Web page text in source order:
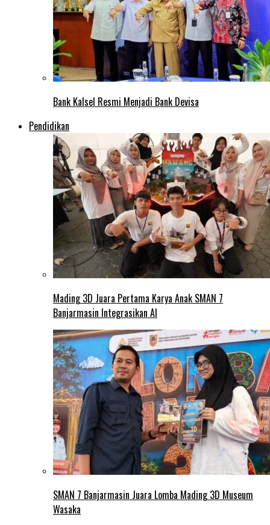
Bank Kalsel Resmi Menjadi Bank Devisa
Pendidikan
Mading 3D Juara Pertama Karya Anak SMAN 7
Banjarmasin Integrasikan AI
SMAN 7 Banjarmasin Juara Lomba Mading 3D Museum
Wasaka